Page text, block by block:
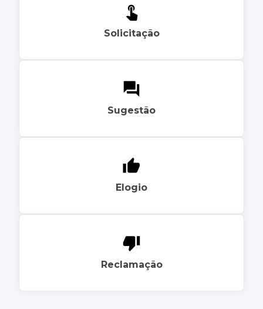
Solicitação
Sugestão
Elogio
Reclamação